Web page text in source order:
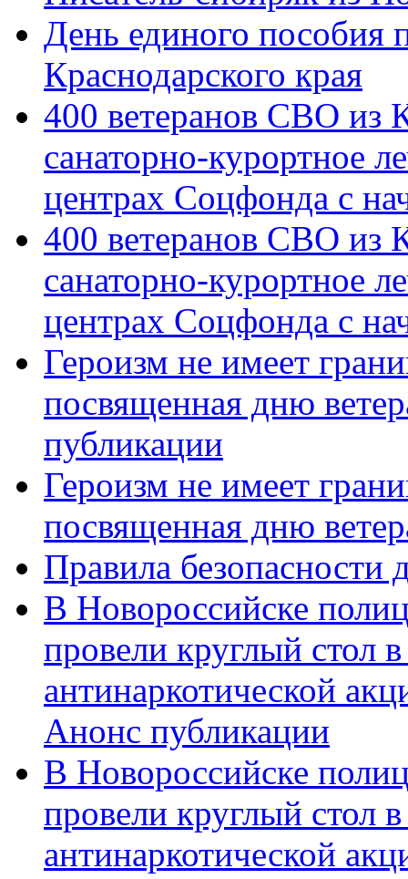
День единого пособия
Краснодарского края
400 ветеранов СВО из
санаторно-курортное
центрах Соцфонда с
400 ветеранов СВО из
санаторно-курортное
центрах Соцфонда с
Героизм не имеет
посвященная дню
публикации
Героизм не имеет
посвященная дню
Правила безопасности
В Новороссийске
провели круглый стол
антинаркотической
Анонс публикации
В Новороссийске
провели круглый стол
антинаркотической